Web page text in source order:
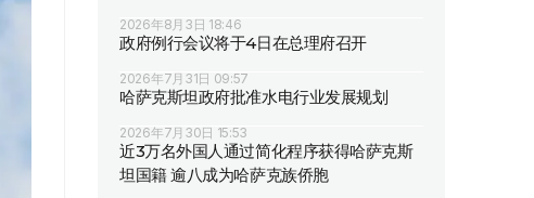
2026年8月3日 18:46
政府例行会议将于4日在总理府召开
2026年7月31日 09:57
哈萨克斯坦政府批准水电行业发展规划
2026年7月30日 15:53
近3万名外国人通过简化程序获得哈萨克斯
坦国籍 逾八成为哈萨克族侨胞